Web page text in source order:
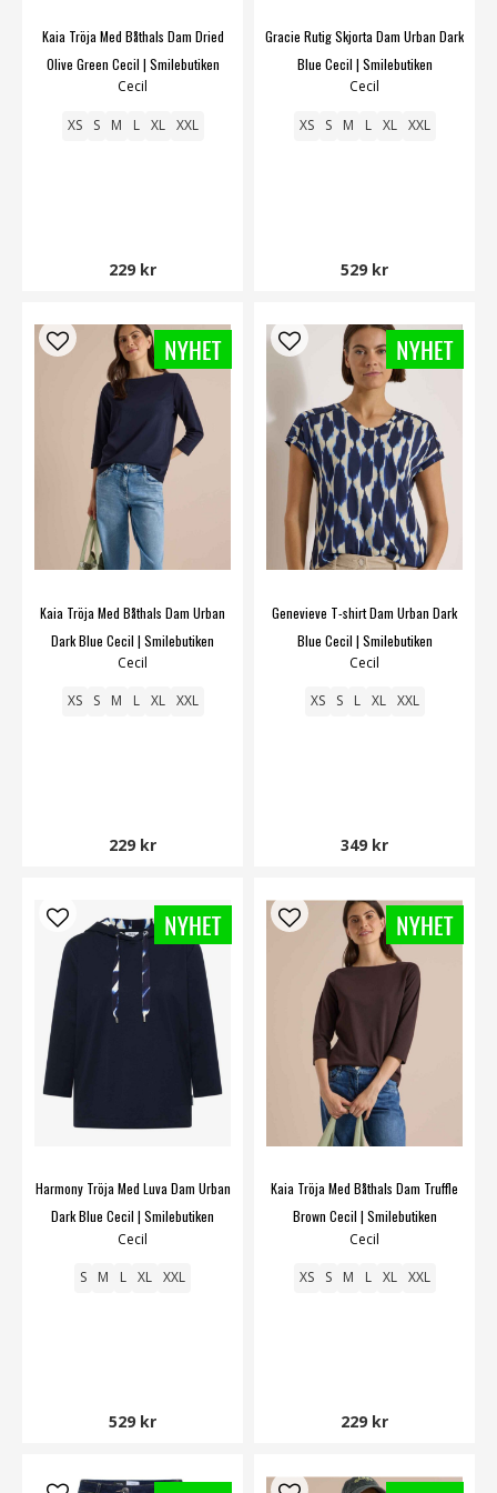
Kaia Tröja Med Båthals Dam Dried
Olive Green Cecil | Smilebutiken
Cecil
XS S M L XL XXL
229 kr
Gracie Rutig Skjorta Dam Urban Dark
Blue Cecil | Smilebutiken
Cecil
XS S M L XL XXL
529 kr
Kaia Tröja Med Båthals Dam Urban
Dark Blue Cecil | Smilebutiken
Cecil
XS S M L XL XXL
229 kr
Genevieve T-shirt Dam Urban Dark
Blue Cecil | Smilebutiken
Cecil
XS S L XL XXL
349 kr
Harmony Tröja Med Luva Dam Urban
Dark Blue Cecil | Smilebutiken
Cecil
S M L XL XXL
529 kr
Kaia Tröja Med Båthals Dam Truffle
Brown Cecil | Smilebutiken
Cecil
XS S M L XL XXL
229 kr